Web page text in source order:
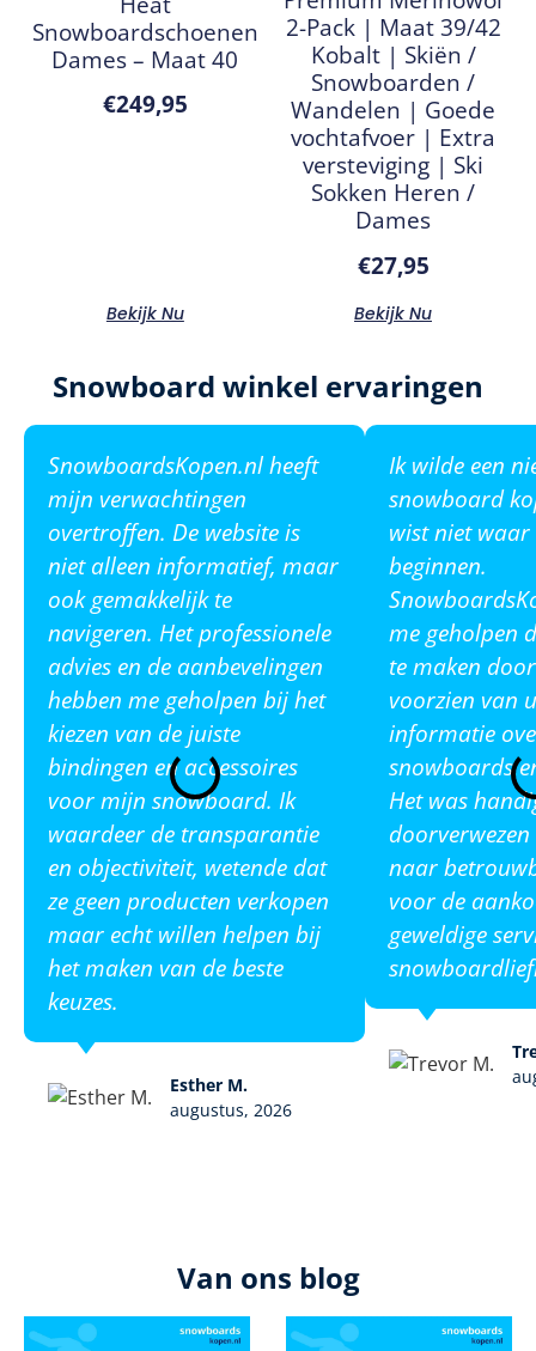
Snowboardschoenen
Dames – Maat 40
€249,95
Bekijk Nu
2-Pack | Maat 39/42
Kobalt | Skiën /
Snowboarden /
Wandelen | Goede
vochtafvoer | Extra
versteviging | Ski
Sokken Heren /
Dames
€27,95
Bekijk Nu
Snowboard winkel ervaringen
SnowboardsKopen.nl heeft
mijn verwachtingen
overtroffen. De website is
niet alleen informatief, maar
ook gemakkelijk te
navigeren. Het professionele
advies en de aanbevelingen
hebben me geholpen bij het
kiezen van de juiste
bindingen en accessoires
voor mijn snowboard. Ik
waardeer de transparantie
en objectiviteit, wetende dat
ze geen producten verkopen
maar echt willen helpen bij
het maken van de beste
keuzes.
Esther M.
augustus, 2026
Ik wilde een
snowboard
wist niet waar
beginnen.
me geholpen
te maken
voorzien van
informatie
snowboards
Het was
naar
voor de
geweldige
Van ons blog